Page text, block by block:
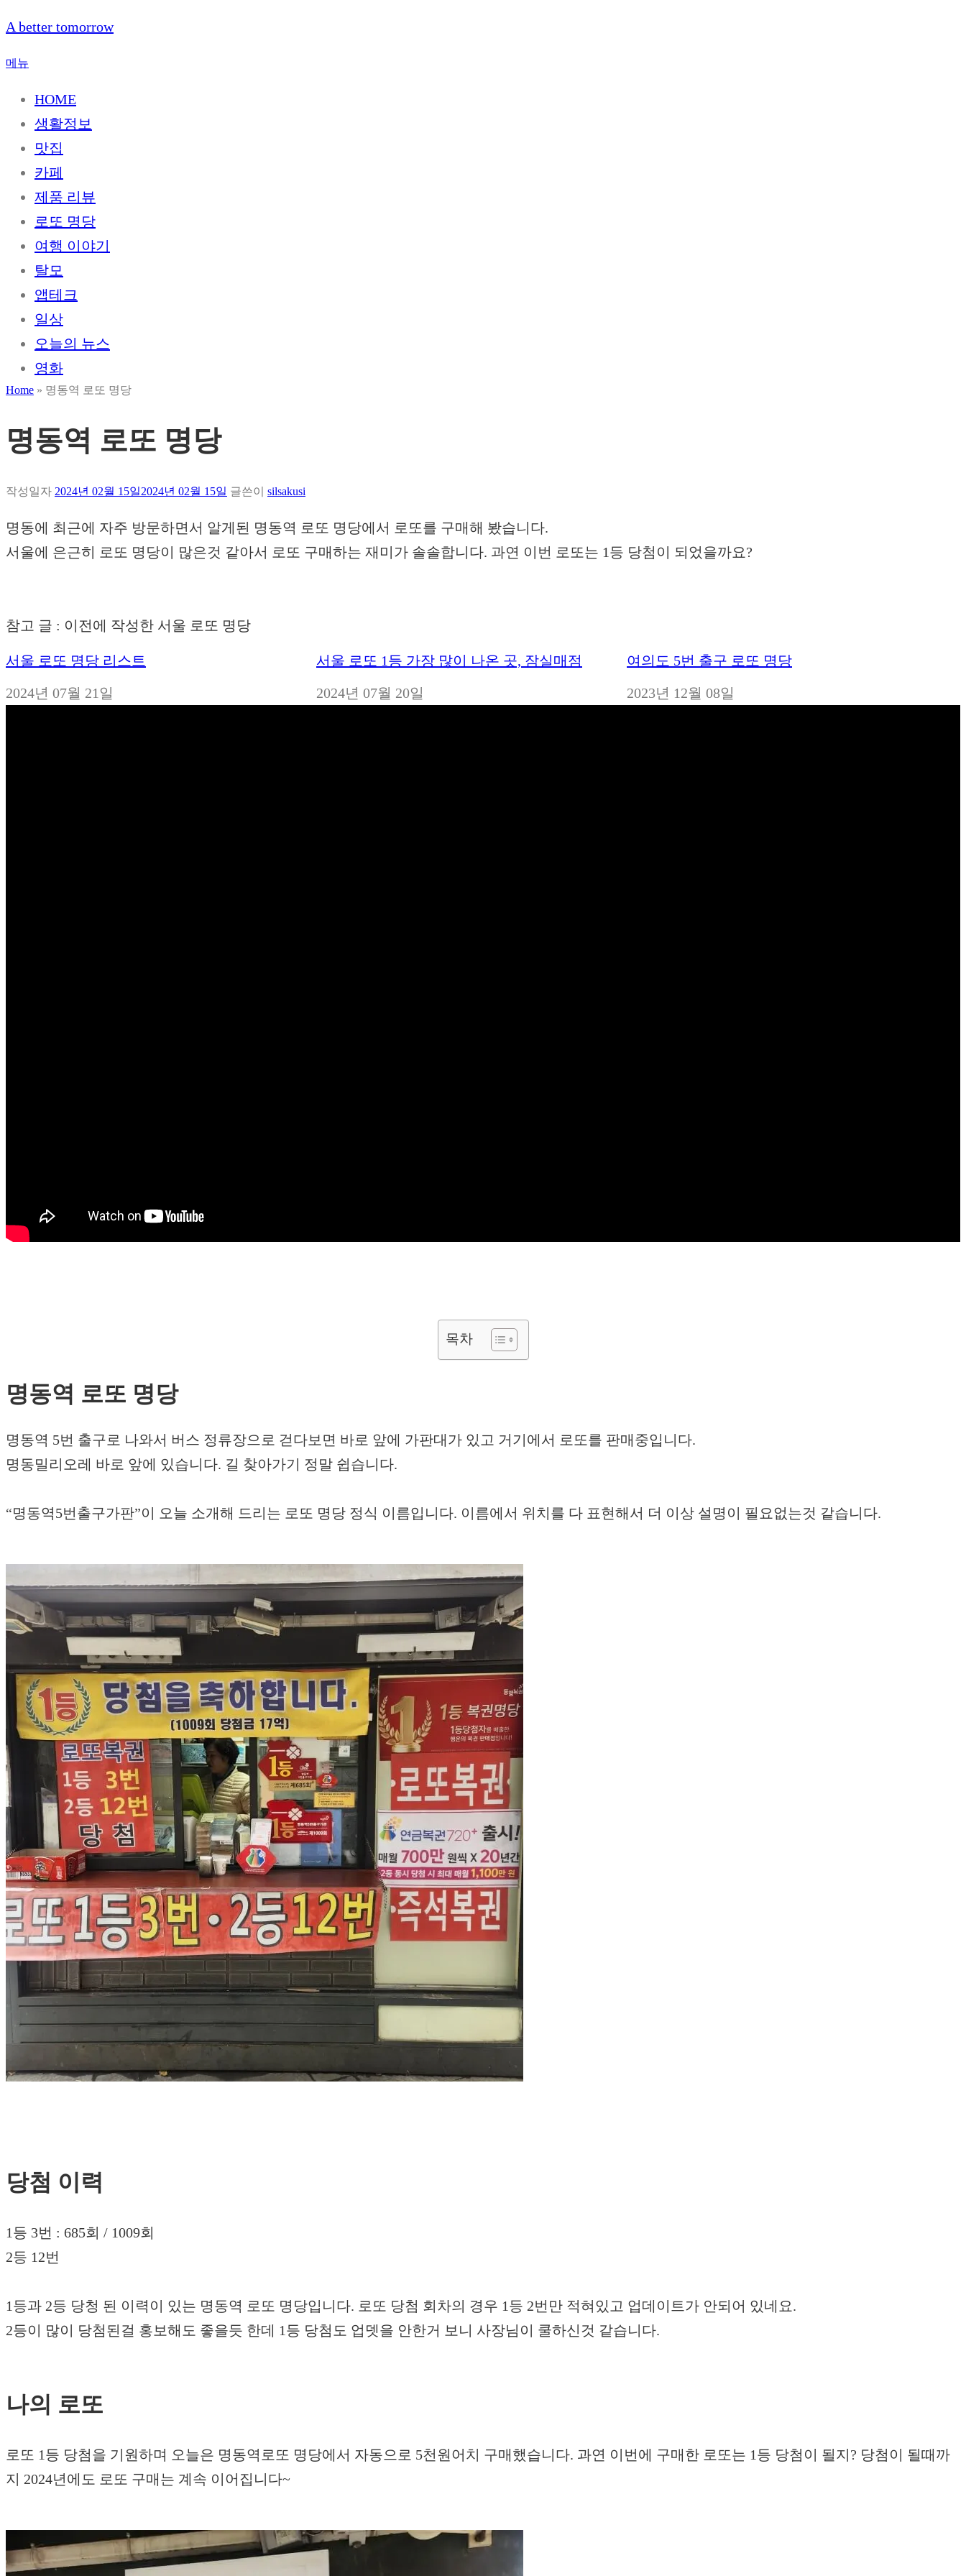
내
으
A better tomorrow
메뉴
HOME
생활정보
맛집
카페
제품 리뷰
로또 명당
여행 이야기
탈모
앱테크
일상
오늘의 뉴스
영화
Home » 명동역 로또 명당
명동역 로또 명당
작성일자 2024년 02월 15일2024년 02월 15일 글쓴이 silsakusi
명동에 최근에 자주 방문하면서 알게된 명동역 로또 명당에서 로또를 구매해 봤습니다.
서울에 은근히 로또 명당이 많은것 같아서 로또 구매하는 재미가 솔솔합니다. 과연 이번 로또는 1등 당첨이 되었을까요?
참고 글 : 이전에 작성한 서울 로또 명당
서울 로또 명당 리스트
일자
2024년 07월 21일
서울 로또 1등 가장 많이 나온 곳, 잠실매점
일자
2024년 07월 20일
여의도 5번 출구 로또 명당
일자
2023년 12월 08일
목차
명동역 로또 명당
명동역 5번 출구로 나와서 버스 정류장으로 걷다보면 바로 앞에 가판대가 있고 거기에서 로또를 판매중입니다.
명동밀리오레 바로 앞에 있습니다. 길 찾아가기 정말 쉽습니다.
“명동역5번출구가판”이 오늘 소개해 드리는 로또 명당 정식 이름입니다. 이름에서 위치를 다 표현해서 더 이상 설명이 필요없는것 같습니다.
당첨 이력
1등 3번 : 685회 / 1009회
2등 12번
1등과 2등 당청 된 이력이 있는 명동역 로또 명당입니다. 로또 당첨 회차의 경우 1등 2번만 적혀있고 업데이트가 안되어 있네요.
2등이 많이 당첨된걸 홍보해도 좋을듯 한데 1등 당첨도 업뎃을 안한거 보니 사장님이 쿨하신것 같습니다.
나의 로또
로또 1등 당첨을 기원하며 오늘은 명동역로또 명당에서 자동으로 5천원어치 구매했습니다. 과연 이번에 구매한 로또는 1등 당첨이 될지? 당첨이 될때까
지 2024년에도 로또 구매는 계속 이어집니다~